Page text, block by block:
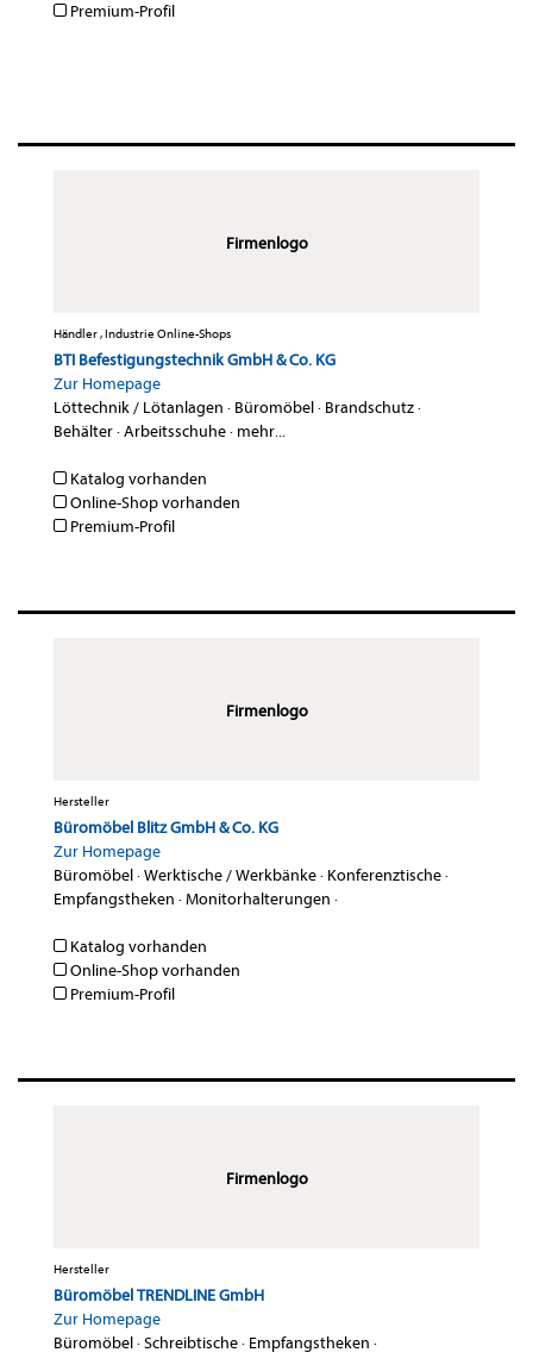
Premium-Profil
Firmenlogo
Händler , Industrie Online-Shops
BTI Befestigungstechnik GmbH & Co. KG
Zur Homepage
Löttechnik / Lötanlagen · Büromöbel· Brandschutz·
Behälter·Arbeitsschuhe· mehr...
Katalog vorhanden
Online-Shop vorhanden
Premium-Profil
Firmenlogo
Hersteller
Büromöbel Blitz GmbH & Co. KG
Zur Homepage
Büromöbel·Werktische / Werkbänke· Konferenztische·
Empfangstheken ·Monitorhalterungen ·
Katalog vorhanden
Online-Shop vorhanden
Premium-Profil
Firmenlogo
Hersteller
Büromöbel TRENDLINE GmbH
Zur Homepage
Büromöbel·Schreibtische· Empfangstheken ·